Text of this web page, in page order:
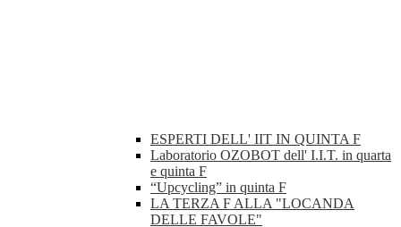
ESPERTI DELL' IIT IN QUINTA F
Laboratorio OZOBOT dell' I.I.T. in quarta
e quinta F
“Upcycling” in quinta F
LA TERZA F ALLA "LOCANDA
DELLE FAVOLE"